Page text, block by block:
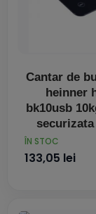
Cantar de
heinner
bk10usb
PRET
ÎN STOC
133,05 lei